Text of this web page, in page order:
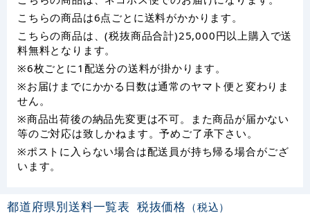
こちらの商品は6点ごとに送料がかかります。
こちらの商品は、(税抜商品合計)25,000円以上購入で送
料無料となります。
※6枚ごとに1配送分の送料が掛かります。
※お届けまでにかかる日数は通常のヤマト便と変わりま
せん。
※商品出荷後の納品先変更は不可。また商品が届かない
等のご対応は致しかねます。予めご了承下さい。
※ポストに入らない場合は配送員が持ち帰る場合がござ
います。
都道府県別送料一覧表 税抜価格 （税込）